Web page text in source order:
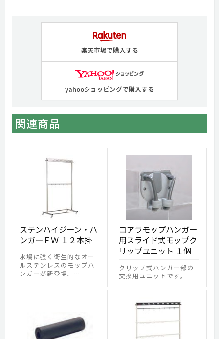
楽天市場で購入する
yahooショッピングで購入する
関連商品
ステンハイジーン・ハ
ンガーＦＷ １２本掛
水場に強く衛生的なオー
ルステンレスのモップハ
ンガーが新登場。…
コアラモップハンガー
用スライド式モップク
リップユニット １個
クリップ式ハンガー部の
交換用ユニットです。